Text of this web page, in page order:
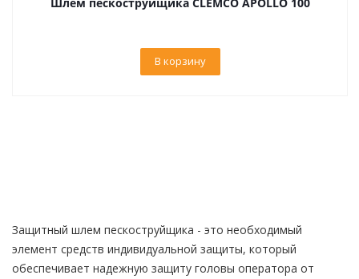
В корзину
Защитный шлем пескоструйщика - это необходимый
элемент средств индивидуальной защиты, который
обеспечивает надежную защиту головы оператора от